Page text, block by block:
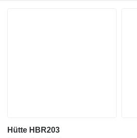
Hütte HBR203